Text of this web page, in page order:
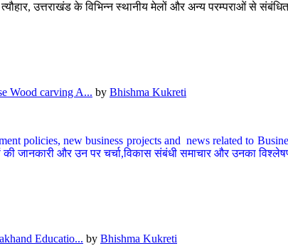
उत्तराखंड के विभिन्न स्थानीय मेलों और अन्य परम्पराओं से
Wood carving A... by Bhishma Kukreti
policies, new business projects and news related to
की जानकारी और उन पर चर्चा,विकास संबंधी समाचार और उनका
Educatio... by Bhishma Kukreti